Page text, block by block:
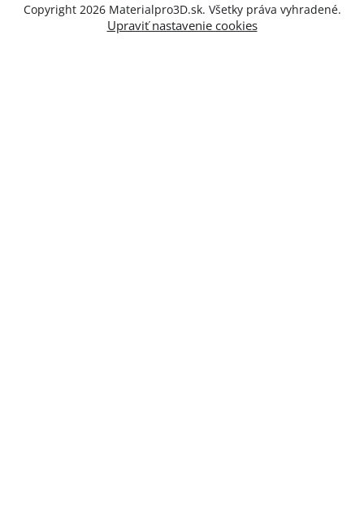
Copyright 2026 Materialpro3D.sk. Všetky práva vyhradené.
Upraviť nastavenie cookies